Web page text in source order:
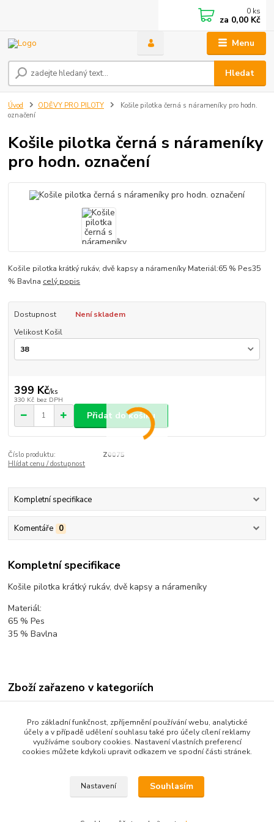
Menu
Hledat
0 ks
za 0,00 Kč
Úvod ODĚVY PRO PILOTY
Košile pilotka černá s nárameníky pro hodn.
označení
Košile pilotka černá s nárameníky
pro hodn. označení
Košile pilotka krátký rukáv, dvě kapsy a nárameníky Materiál:65 % Pes35
% Bavlna celý popis
Dostupnost
Není skladem
Velikost Košil
399 Kč/ks
330 Kč bez DPH
Přidat do košíku
Číslo produktu:
Z0075
Hlídat cenu / dostupnost
Kompletní specifikace
Komentáře 0
Kompletní specifikace
Košile pilotka krátký rukáv, dvě kapsy a nárameníky
Materiál:
65 % Pes
35 % Bavlna
Zboží zařazeno v kategoriích
UNIFORMY PRO PILOTY
Košile, nárameníky
Pro základní funkčnost, zpříjemnění používání webu, analytické
účely a v případě udělení souhlasu také pro účely cílení reklamy
využíváme soubory cookies. Nastavení vlastních preferencí
cookies můžete kdykoli upravit odkazem ve spodní části stránek.
Nastavení Souhlasím